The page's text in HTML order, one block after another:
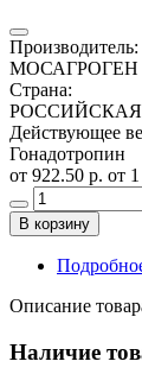
Производитель:
МОСАГРОГЕН
Страна:
Действующее
Гонадотропин
от 922.50 р. от
В корзину
Описание
Наличие